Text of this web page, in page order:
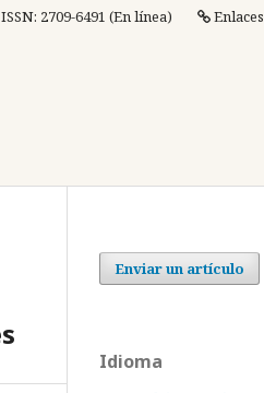
ISSN: 2709-6491 (En línea) Enlaces
Enviar un artículo
Idioma